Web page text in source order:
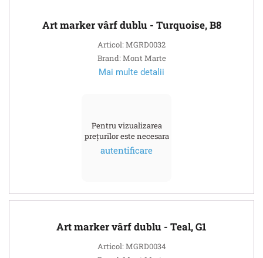
Art marker vârf dublu - Turquoise, B8
Articol: MGRD0032
Brand: Mont Marte
Mai multe detalii
Pentru vizualizarea
prețurilor este necesara
autentificare
Art marker vârf dublu - Teal, G1
Articol: MGRD0034